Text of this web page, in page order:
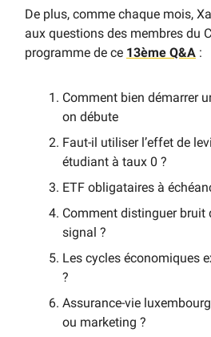
De plus, comme chaque mois,
aux questions des membres du
programme de ce 13ème Q&A :
Comment bien démarrer
on débute
Faut-il utiliser l’effet de
étudiant à taux 0 ?
ETF obligataires à
Comment distinguer bruit
signal ?
Les cycles économiques
?
Assurance-vie
ou marketing ?